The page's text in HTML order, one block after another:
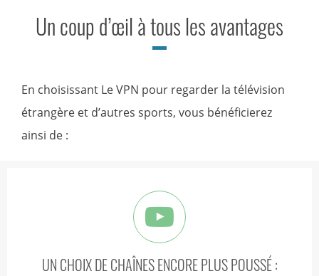
Un coup d’œil à tous les avantages
En choisissant Le VPN pour regarder la télévision
étrangère et d’autres sports, vous bénéficierez
ainsi de :
UN CHOIX DE CHAÎNES ENCORE PLUS POUSSÉ :